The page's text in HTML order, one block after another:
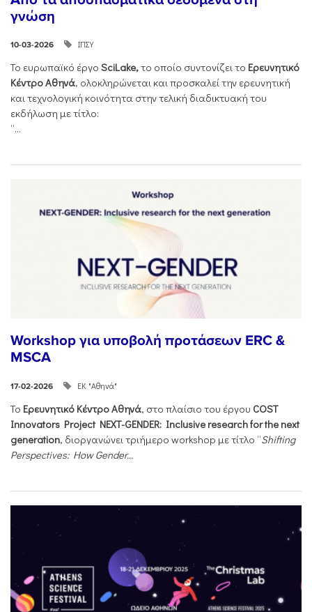
γνώση
10-03-2026 ΙΠΣΥ
Το ευρωπαϊκό έργο SciLake,το οποίο συντονίζει το Ερευνητικό
Κέντρο Αθηνά, ολοκληρώνεται και προσκαλεί την ερευνητική
και τεχνολογική κοινότητα στην τελική διαδικτυακή του
εκδήλωση με τίτλο:
“...
Workshop για υποβολή προτάσεων ERC &
MSCA
17-02-2026 ΕΚ "Αθηνά"
Το Ερευνητικό Κέντρο Αθηνά, στο πλαίσιο του έργου COST
Innovators Project NEXT-GENDER: Inclusive research for the next
generation, διοργανώνει τριήμερο workshop με τίτλο “Shifting
Perspectives: How Gender...